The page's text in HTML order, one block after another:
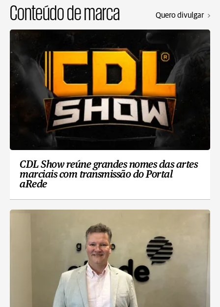
Conteúdo de marca Quero divulgar
CDL Show reúne grandes nomes das artes
marciais com transmissão do Portal
aRede